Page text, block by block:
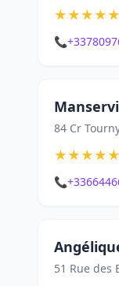
★★★★★
📞
84 Cr
★★★★★
📞
51 Rue des